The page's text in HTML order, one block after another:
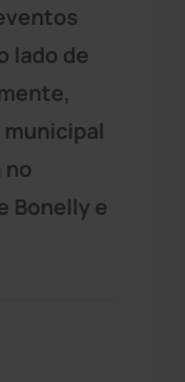
lado de
no
Bonelly e